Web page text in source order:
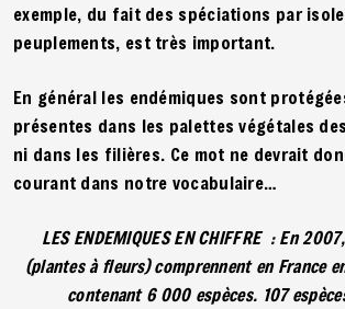
exemple, du fait des spéciations par
peuplements, est très important.
En général les endémiques sont
présentes dans les palettes végétales
ni dans les filières. Ce mot ne devrait
courant dans notre vocabulaire…
LES ENDEMIQUES EN CHIFFRE : En
(plantes à fleurs) comprennent en France
contenant 6 000 espèces. 107